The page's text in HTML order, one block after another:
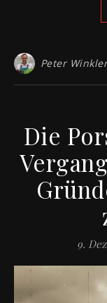
Peter Winkler
Die
9.